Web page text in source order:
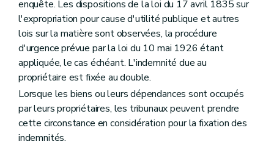
enquête. Les dispositions de la loi du 17 avril 1835 sur
l'expropriation pour cause d'utilité publique et autres
lois sur la matière sont observées, la procédure
d'urgence prévue par la loi du 10 mai 1926 étant
appliquée, le cas échéant. L'indemnité due au
propriétaire est fixée au double.
Lorsque les biens ou leurs dépendances sont occupés
par leurs propriétaires, les tribunaux peuvent prendre
cette circonstance en considération pour la fixation des
indemnités.